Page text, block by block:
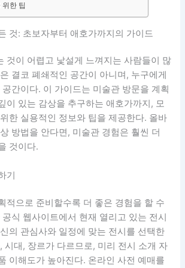
위한 팁
것: 초보자부터 애호가까지의 가이드
것이 어렵고 낯설게 느껴지는 사람들이 많
결코 폐쇄적인 공간이 아니며, 누구에게
간이다. 이 가이드는 미술관 방문을 계획
이 있는 감상을 추구하는 애호가까지, 모
한 실용적인 정보와 팁을 제공한다. 올바
방법을 안다면, 미술관 경험은 훨씬 더
것이다.
기
적으로 준비할수록 더 좋은 경험을 할 수
식 웹사이트에서 현재 열리고 있는 전시
의 관심사와 일정에 맞는 전시를 선택한
시대, 장르가 다르므로, 미리 전시 소개 자
이해도가 높아진다. 온라인 사전 예매를